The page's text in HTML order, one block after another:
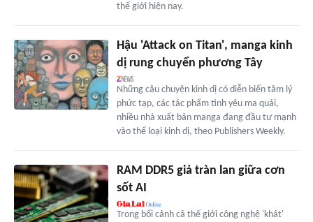
thế giới hiện nay.
Hậu 'Attack on Titan', manga kinh
dị rung chuyển phương Tây
Những câu chuyện kinh dị có diễn biến tâm lý
phức tạp, các tác phẩm tình yêu ma quái,
nhiều nhà xuất bản manga đang đầu tư mạnh
vào thể loại kinh dị, theo Publishers Weekly.
RAM DDR5 giả tràn lan giữa cơn
sốt AI
Trong bối cảnh cả thế giới công nghệ 'khát'